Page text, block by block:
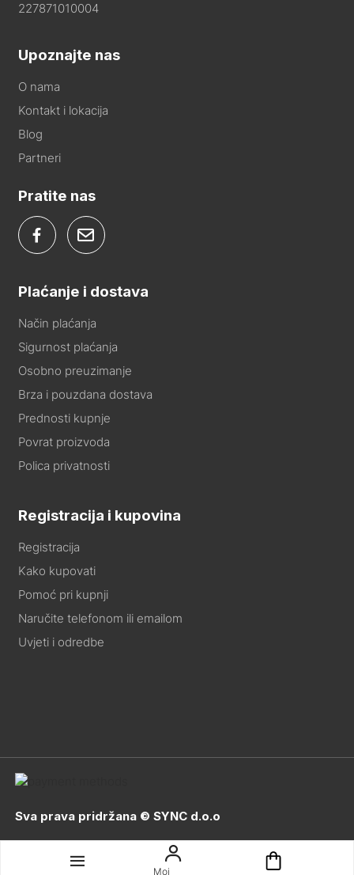
Moj
227871010004
Upoznajte nas
O nama
Kontakt i lokacija
Blog
Partneri
Pratite nas
Plaćanje i dostava
Način plaćanja
Sigurnost plaćanja
Osobno preuzimanje
Brza i pouzdana dostava
Prednosti kupnje
Povrat proizvoda
Polica privatnosti
Registracija i kupovina
Registracija
Kako kupovati
Pomoć pri kupnji
Naručite telefonom ili emailom
Uvjeti i odredbe
Sva prava pridržana © SYNC d.o.o